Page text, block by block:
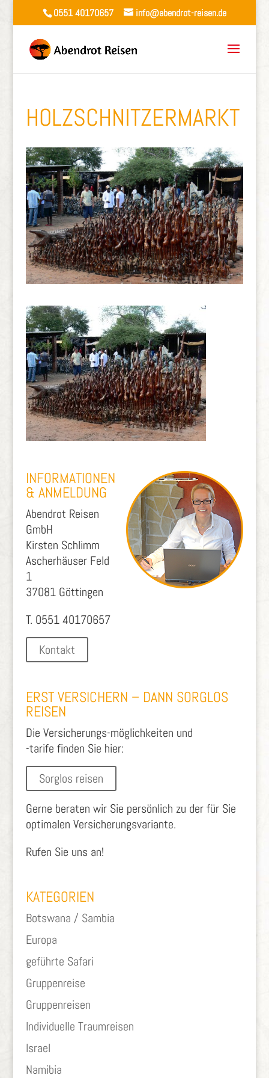
0551 40170657 info@abendrot-reisen.de
HOLZSCHNITZERMARKT
INFORMATIONEN
& ANMELDUNG
Abendrot Reisen
GmbH
Kirsten Schlimm
Ascherhäuser Feld
1
37081 Göttingen
T. 0551 40170657
Kontakt
ERST VERSICHERN – DANN SORGLOS
REISEN
Die Versicherungs-möglichkeiten und
-tarife finden Sie hier:
Sorglos reisen
Gerne beraten wir Sie persönlich zu der für Sie
optimalen Versicherungsvariante.
Rufen Sie uns an!
KATEGORIEN
Botswana / Sambia
Europa
geführte Safari
Gruppenreise
Gruppenreisen
Individuelle Traumreisen
Israel
Namibia